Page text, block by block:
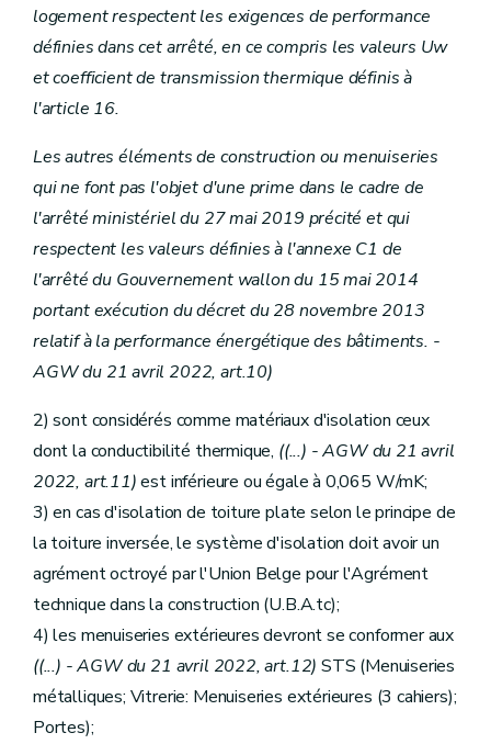
logement respectent les exigences de performance
définies dans cet arrêté, en ce compris les valeurs Uw
et coefficient de transmission thermique définis à
l'article 16.
Les autres éléments de construction ou menuiseries
qui ne font pas l'objet d'une prime dans le cadre de
l'arrêté ministériel du 27 mai 2019 précité et qui
respectent les valeurs définies à l'annexe C1 de
l'arrêté du Gouvernement wallon du 15 mai 2014
portant exécution du décret du 28 novembre 2013
relatif à la performance énergétique des bâtiments. -
AGW du 21 avril 2022, art.10)
2) sont considérés comme matériaux d'isolation ceux
dont la conductibilité thermique, ((...) - AGW du 21 avril
2022, art.11)est inférieure ou égale à 0,065 W/mK;
3) en cas d'isolation de toiture plate selon le principe de
la toiture inversée, le système d'isolation doit avoir un
agrément octroyé par l'Union Belge pour l'Agrément
technique dans la construction (U.B.A.tc);
4) les menuiseries extérieures devront se conformer aux
((...) - AGW du 21 avril 2022, art.12) STS (Menuiseries
métalliques; Vitrerie: Menuiseries extérieures (3 cahiers);
Portes);